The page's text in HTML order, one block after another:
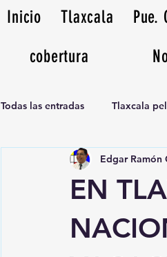
Inicio Tlaxcala Pue.
cobertura
Todas las entradas Tlaxcala
Noticias Musicales radio
EN
Edgar Ramón